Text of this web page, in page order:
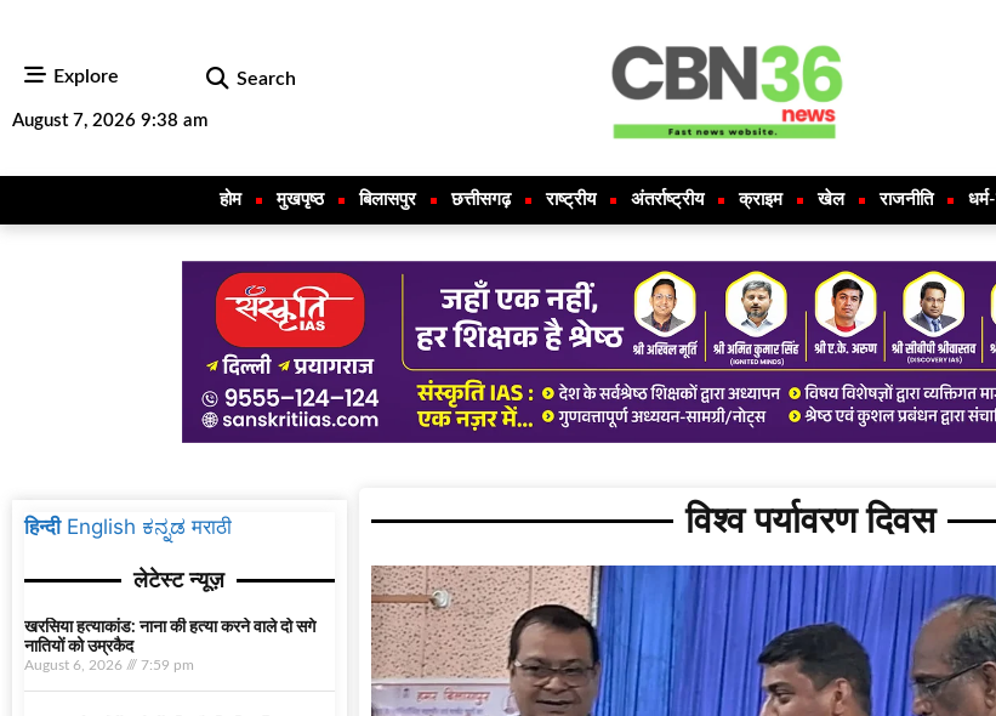
Explore Search
August 7, 2026 9:38 am
होम मुखपृष्ठ बिलासपुर छत्तीसगढ़ राष्ट्रीय अंतर्राष्ट्रीय क्राइम खेल राजनीति
हिन्दी English ಕನ್ನಡ मराठी
लेटेस्ट न्यूज़
खरसिया हत्याकांड: नाना की हत्या करने वाले दो सगे
नातियों को उम्रकैद
August 6, 2026 7:59 pm
विश्व पर्यावरण दिवस